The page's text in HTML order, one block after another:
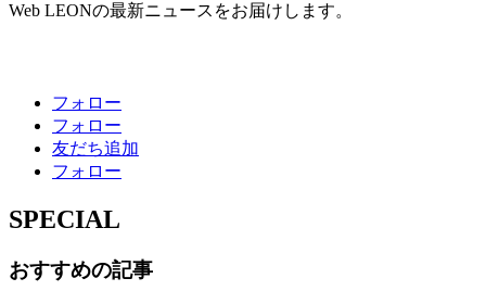
Web LEONの最新ニュースをお届けします。
フォロー
フォロー
友だち追加
フォロー
SPECIAL
おすすめの記事